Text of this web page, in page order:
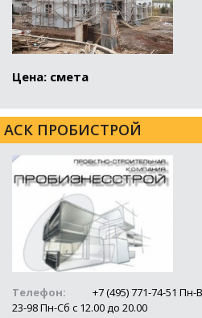
Цена: смета
АСК ПРОБИСТРОЙ
Телефон:
+7 (495) 771-74-51 Пн-
23-98 Пн-Сб с 12.00 до 20.00